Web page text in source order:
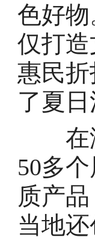
色好
仅打
惠民
了夏日
在浙
50多
质产
当地